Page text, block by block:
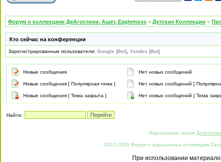
Форум о коллекциях ДеАгостини, Ашет, Eaglemoss » Детские Коллекции »
Кто сейчас на конференции
Зарегистрированные пользователи: Google [Bot] Yandex [Bot]
Новые сообщения Нет новых сообщений
Новые сообщения [ Популярная тема ] Нет новых сообщений [
Новые сообщения [ Тема закрыта ] Нет новых сообщений [ Тема
Найти:
Журнальные серии
2010-2026 Форум о журнальных коллекциях
При использовании